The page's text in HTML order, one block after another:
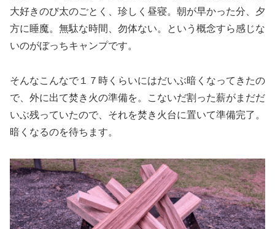
大好きのび太のごとく、珍しく昼寝。朝が早かった分、夕
方に睡魔。無駄な時間、勿体ない。という概念すら感じな
いのがぼっちキャンプです。
そんなこんなで１７時くらいにはだいぶ暗くなってきたの
で、外に出て焚き火の準備を。こないだ割った薪がまだだ
いぶ残っていたので、それを焚き火台に置いて準備完了。
暗くなるのを待ちます。